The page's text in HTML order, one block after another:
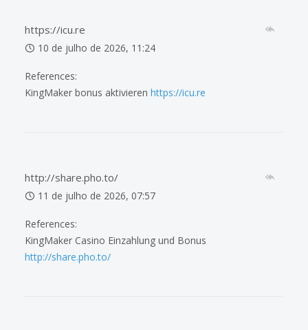
https://icu.re
10 de julho de 2026, 11:24
References:
KingMaker bonus aktivieren https://icu.re
http://share.pho.to/
11 de julho de 2026, 07:57
References:
KingMaker Casino Einzahlung und Bonus
http://share.pho.to/